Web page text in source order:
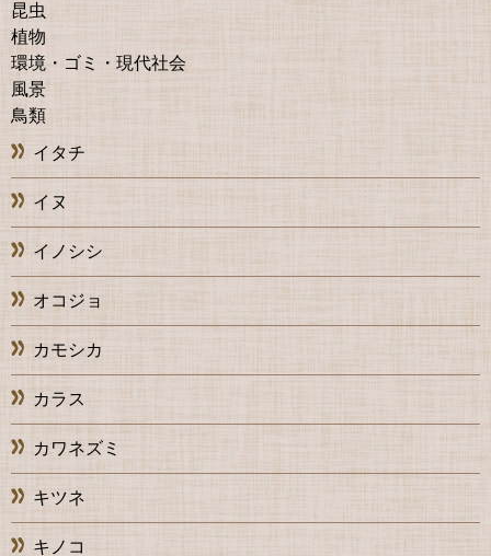
昆虫
植物
環境・ゴミ・現代社会
風景
鳥類
イタチ
イヌ
イノシシ
オコジョ
カモシカ
カラス
カワネズミ
キツネ
キノコ